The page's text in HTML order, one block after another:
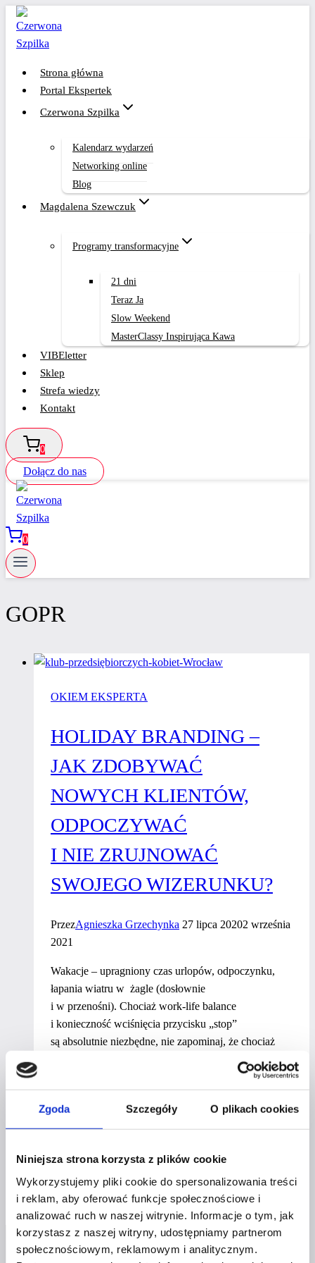
Zgoda Szczegóły O plikach cookies
Niniejsza strona korzysta z plików cookie
Wykorzystujemy pliki cookie do spersonalizowania treści
i reklam, aby oferować funkcje społecznościowe i
analizować ruch w naszej witrynie. Informacje o tym, jak
korzystasz z naszej witryny, udostępniamy partnerom
społecznościowym, reklamowym i analitycznym.
Przejdź
treści
Strona główna
Portal Ekspertek
Czerwona Szpilka
Kalendarz wydarzeń
Networking online
Blog
Magdalena Szewczuk
Programy transformacyjne
21 dni
Teraz Ja
Slow Weekend
MasterClassy Inspirująca Kawa
VIBEletter
Sklep
Strefa wiedzy
Kontakt
0
Dołącz do nas
0
GOPR
OKIEM EKSPERTA
HOLIDAY BRANDING –
JAK ZDOBYWAĆ
NOWYCH KLIENTÓW,
ODPOCZYWAĆ
I NIE ZRUJNOWAĆ
SWOJEGO WIZERUNKU?
PrzezAgnieszka Grzechynka 27 lipca 20202 września
2021
Wakacje – upragniony czas urlopów, odpoczynku,
łapania wiatru w żagle (dosłownie
i w przenośni). Chociaż work-life balance
i konieczność wciśnięcia przycisku „stop”
są absolutnie niezbędne, nie zapominaj, że chociaż
Ty wybierasz się na urlop – Twoja firma nie. Lub
z Tobą. Podrzucamy kilka wskazówek, które pomogą
Ci zdobywać nowych klientów, odpoczywać
i nie zrujnować swojego wizerunku.
Dowiedz się więcej
Holiday
branding
jak
zdobywać
nowych